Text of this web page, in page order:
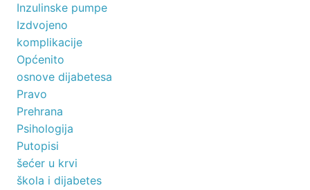
Inzulinske pumpe
Izdvojeno
komplikacije
Općenito
osnove dijabetesa
Pravo
Prehrana
Psihologija
Putopisi
šećer u krvi
škola i dijabetes